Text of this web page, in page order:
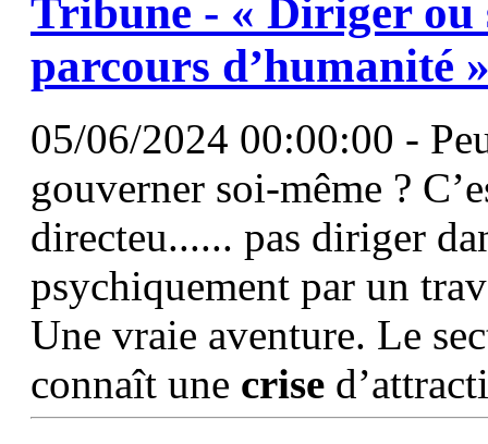
Tribune - « Diriger ou
parcours d’humanité
05/06/2024 00:00:00 -
gouverner soi-même ?
directeu...... pas diriger
psychiquement par un
Une vraie aventure. Le
connaît une crise